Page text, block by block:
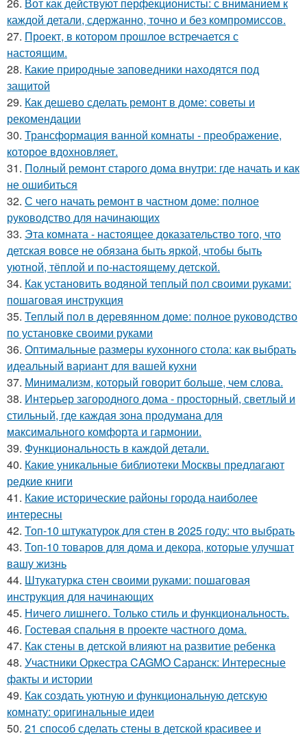
каждой детали, сдержанно, точно и без компромиссов.
27. Проект, в котором прошлое встречается с
настоящим.
28. Какие природные заповедники находятся под
защитой
29. Как дешево сделать ремонт в доме: советы и
рекомендации
30. Трансформация ванной комнаты - преображение,
которое вдохновляет.
31. Полный ремонт старого дома внутри: где начать и как
не ошибиться
32. С чего начать ремонт в частном доме: полное
руководство для начинающих
33. Эта комната - настоящее доказательство того, что
детская вовсе не обязана быть яркой, чтобы быть
уютной, тёплой и по-настоящему детской.
34. Как установить водяной теплый пол своими руками:
пошаговая инструкция
35. Теплый пол в деревянном доме: полное руководство
по установке своими руками
36. Оптимальные размеры кухонного стола: как выбрать
идеальный вариант для вашей кухни
37. Минимализм, который говорит больше, чем слова.
38. Интерьер загородного дома - просторный, светлый и
стильный, где каждая зона продумана для
максимального комфорта и гармонии.
39. Функциональность в каждой детали.
40. Какие уникальные библиотеки Москвы предлагают
редкие книги
41. Какие исторические районы города наиболее
интересны
42. Топ-10 штукатурок для стен в 2025 году: что выбрать
43. Топ-10 товаров для дома и декора, которые улучшат
вашу жизнь
44. Штукатурка стен своими руками: пошаговая
инструкция для начинающих
45. Ничего лишнего. Только стиль и функциональность.
46. Гостевая спальня в проекте частного дома.
47. Как стены в детской влияют на развитие ребенка
48. Участники Оркестра CAGMO Саранск: Интересные
факты и истории
49. Как создать уютную и функциональную детскую
комнату: оригинальные идеи
50. 21 способ сделать стены в детской красивее и